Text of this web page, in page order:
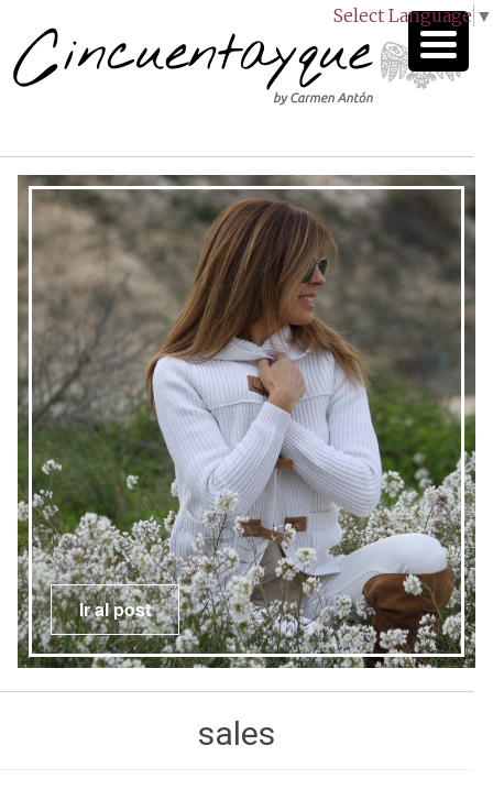
Select Language ▼
Ir al post
sales